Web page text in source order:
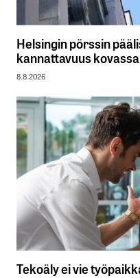
Helsingin pörssin
kannattavuus
8.8.2026
Tekoäly ei vie